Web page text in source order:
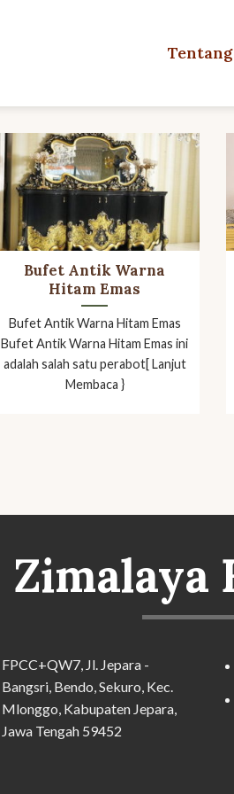
Bufet Antik Warna
Hitam Emas
Bufet Antik Warna Hitam Emas
Bufet Antik Warna Hitam Emas ini
adalah salah satu perabot[ Lanjut
Membaca }
Zimalaya
FPCC+QW7, Jl. Jepara -
Bangsri, Bendo, Sekuro, Kec.
Mlonggo, Kabupaten Jepara,
Jawa Tengah 59452